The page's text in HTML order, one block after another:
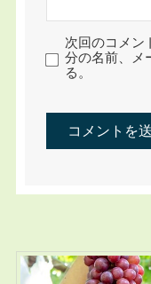
次回のコメン
分の名前、メ
る。